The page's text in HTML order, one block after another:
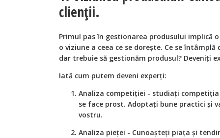
clienții.
Primul pas în gestionarea produsului implică
o viziune a ceea ce se dorește. Ce se
dar trebuie să gestionăm produsul? Deveniți
Iată cum putem deveni experți:
Analiza competiției - studiați competiția
se face prost. Adoptați bune practici și
vostru.
Analiza pieței - Cunoașteți piața și